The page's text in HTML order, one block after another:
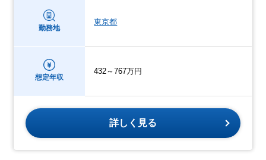
勤務地
東京都
想定年収
432～767万円
詳しく見る